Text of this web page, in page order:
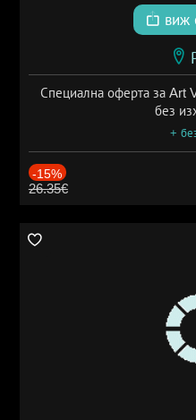
виж
Специална оферта за Art
без
+
-15%
26.35€